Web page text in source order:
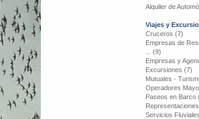
Alquiler de
Viajes y
Cruceros (7)
Empresas de
... (9)
Empresas y
Excursiones (7)
Mutuales -
Operadores
Paseos en Barco
Servicios